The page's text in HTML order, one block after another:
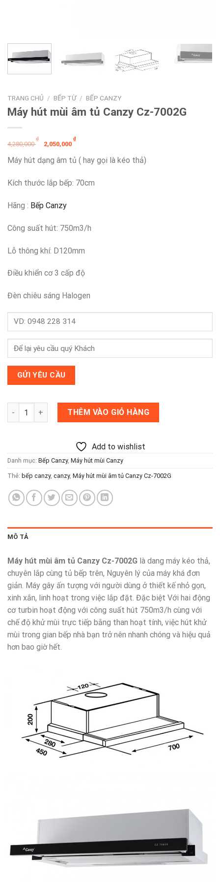
TRANG CHỦ / BẾP TỪ / BẾP CANZY
Máy hút mùi âm tủ Canzy Cz-7002G
4,280,000
₫
Giá
gốc
là:
4,280,000 ₫.
2,050,000
₫Giá
hiện
tại
là:
2,050,000 ₫.
Máy hút dạng âm tủ ( hay gọi là kéo thả)
Kích thước lắp bếp: 70cm
Hãng : Bếp Canzy
Công suất hút: 750m3/h
Lỗ thông khí: D120mm
Điều khiển cơ 3 cấp độ
Đèn chiêu sáng Halogen
Máy hút mùi âm tủ Canzy Cz-7002G số lượng
THÊM VÀO GIỎ HÀNG
Add to wishlist
Danh mục: Bếp Canzy, Máy hút mùi Canzy
Thẻ: bếp canzy, canzy, Máy hút mùi âm tủ Canzy Cz-7002G
MÔ TẢ
Máy hút mùi âm tủ Canzy Cz-7002G là dang máy kéo thả,
chuyên lắp cùng tủ bếp trên, Nguyên lý của máy khá đơn
giản. Máy gây ấn tượng với người dùng ở thiết kế nhỏ gọn,
xinh xắn, linh hoạt trong việc lắp đặt. Đặc biệt Với hai động
cơ turbin hoạt động với công suất hút 750m3/h cùng với
chế độ khử mùi trực tiếp bằng than hoạt tính, việc hút khử
mùi trong gian bếp nhà bạn trở nên nhanh chóng và hiệu quả
hơn bao giờ hết.